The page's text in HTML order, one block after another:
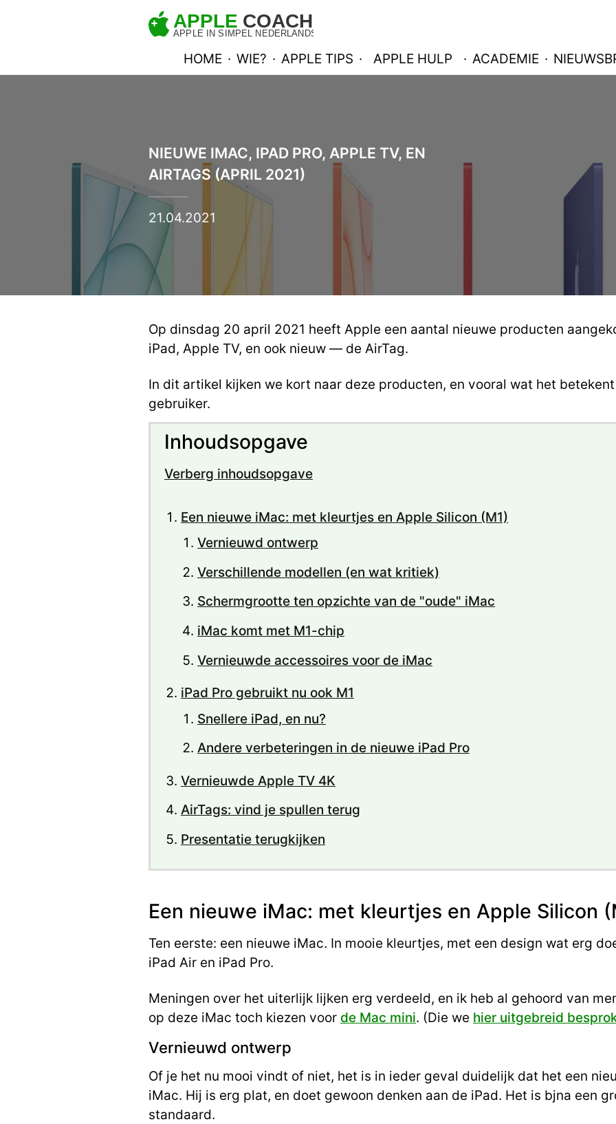
HOME · WIE? · APPLE TIPS · APPLE HULP · ACADEMIE ·
NIEUWE IMAC, IPAD PRO, APPLE TV, EN
AIRTAGS (APRIL 2021)
21.04.2021
Op dinsdag 20 april 2021 heeft Apple een aantal nieuwe producten
iPad, Apple TV, en ook nieuw — de AirTag.
In dit artikel kijken we kort naar deze producten, en vooral wat het
gebruiker.
Inhoudsopgave
Verberg inhoudsopgave
Een nieuwe iMac: met kleurtjes en Apple Silicon (M1)
Vernieuwd ontwerp
Verschillende modellen (en wat kritiek)
Schermgrootte ten opzichte van de "oude" iMac
iMac komt met M1-chip
Vernieuwde accessoires voor de iMac
iPad Pro gebruikt nu ook M1
Snellere iPad, en nu?
Andere verbeteringen in de nieuwe iPad Pro
Vernieuwde Apple TV 4K
AirTags: vind je spullen terug
Presentatie terugkijken
Een nieuwe iMac: met kleurtjes en Apple Silicon
Ten eerste: een nieuwe iMac. In mooie kleurtjes, met een design wat erg
iPad Air en iPad Pro.
Meningen over het uiterlijk lijken erg verdeeld, en ik heb al gehoord van
op deze iMac toch kiezen voor de Mac mini. (Die we hier uitgebreid
Vernieuwd ontwerp
Of je het nu mooi vindt of niet, het is in ieder geval duidelijk dat het een
iMac. Hij is erg plat, en doet gewoon denken aan de iPad. Het is bjna een
standaard.